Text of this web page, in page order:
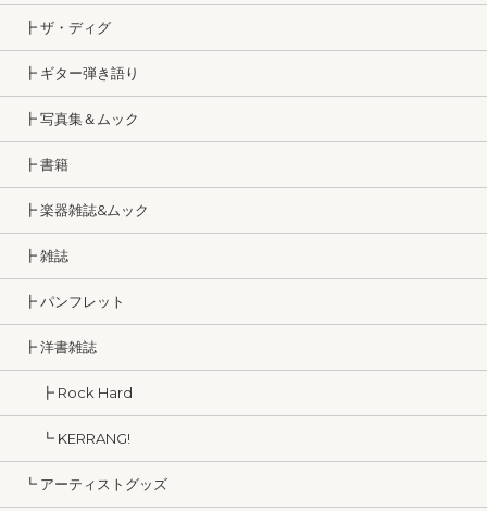
┣ ザ・ディグ
┣ ギター弾き語り
┣ 写真集＆ムック
┣ 書籍
┣ 楽器雑誌&ムック
┣ 雑誌
┣ パンフレット
┣ 洋書雑誌
┣ Rock Hard
┗ KERRANG!
┗ アーティストグッズ